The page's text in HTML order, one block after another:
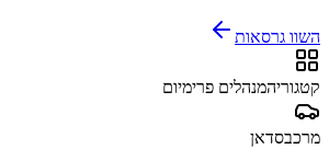
השוו גרסאות
קטגוריהמנהלים פרימיום
מרכבסדאן